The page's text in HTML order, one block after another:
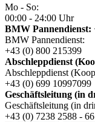
Mo - So:
00:00 - 24:00 Uhr
BMW Pannendienst:
BMW Pannendienst:
+43 (0) 800 215399
Abschleppdienst
Abschleppdienst
+43 (0) 699 10997099
Geschäftsleitung (in
Geschäftsleitung (in
+43 (0) 7238 2588 - 66